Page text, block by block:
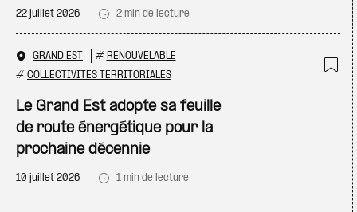
22 juillet 2026 2 min de lecture
GRAND EST # RENOUVELABLE
# COLLECTIVITÉS TERRITORIALES
Le Grand Est adopte sa feuille
de route énergétique pour la
prochaine décennie
10 juillet 2026 1 min de lecture